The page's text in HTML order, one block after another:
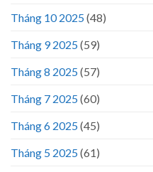
Tháng 10 2025(48)
Tháng 9 2025(59)
Tháng 8 2025(57)
Tháng 7 2025(60)
Tháng 6 2025(45)
Tháng 5 2025(61)